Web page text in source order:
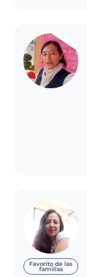
Favorito de las
familias